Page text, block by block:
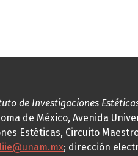
de Investigaciones
de México, Avenida
Estéticas, Circuito
; dirección